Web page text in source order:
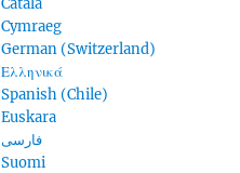
Català
Cymraeg
German (Switzerland)
Ελληνικά
Spanish (Chile)
Euskara
فارسی
Suomi